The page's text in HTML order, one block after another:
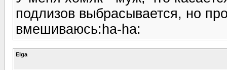
подлизов выбрасывается, но
вмешиваюсь:ha-ha:
Elga